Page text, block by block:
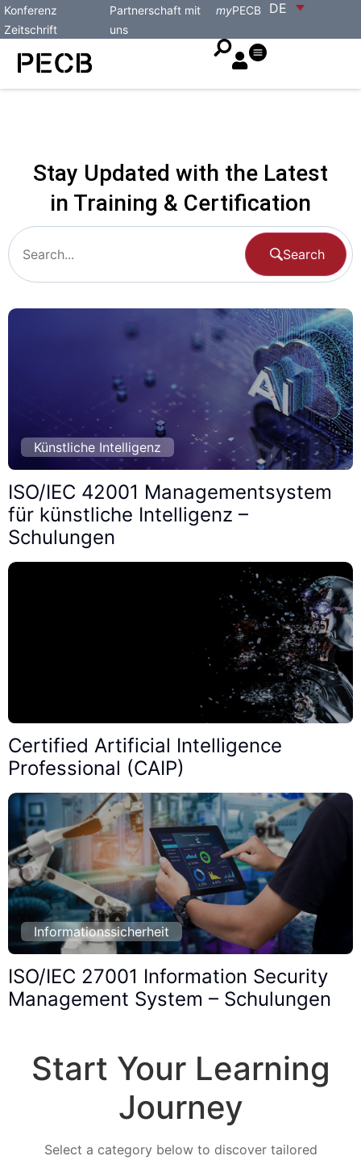
Konferenz
Zeitschrift
Partnerschaft mit
uns
DE
myPECB
Stay Updated with the Latest
in Training & Certification
Search
Künstliche Intelligenz
ISO/IEC 42001 Managementsystem
für künstliche Intelligenz –
Schulungen
Certified Artificial Intelligence
Professional (CAIP)
Informationssicherheit
ISO/IEC 27001 Information Security
Management System – Schulungen
Start Your Learning
Journey
Select a category below to discover tailored